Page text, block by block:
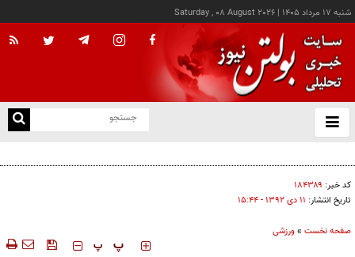
شنبه ۱۷ مرداد ۱۴۰۵ |
Saturday , 08 August 2026
باز
و
دروغ‌پراکنی دشمنان
کد خبر: ۱۸۴۳۸۹
تاریخ انتشار: ۱۱ دی ۱۳۹۲ - ۱۵:۴۴
صفحه نخست »ورزشی
‍‍‍ پ پ